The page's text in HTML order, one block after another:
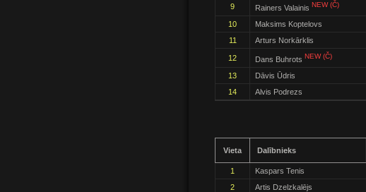
9 Rainers Valainis NEW (Č)
10 Maksims Koptelovs
11
Arturs Norkārklis
12 Dans Buhrots NEW (Č)
13 Dāvis Ūdris
14
Alvis Podrezs
Vieta Dalībnieks
1 Kaspars Tenis
2
Artis Dzelzkalējs